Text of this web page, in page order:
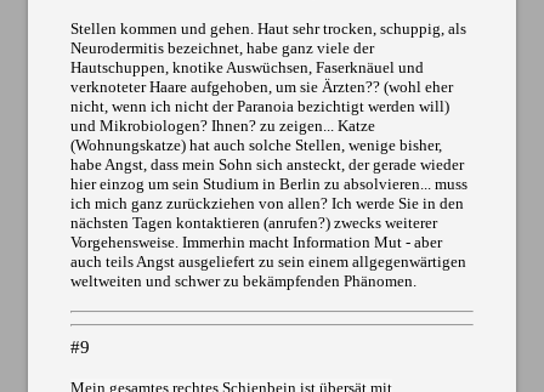
Stellen kommen und gehen. Haut sehr trocken, schuppig, als
Neurodermitis bezeichnet, habe ganz viele der
Hautschuppen, knotike Auswüchsen, Faserknäuel und
verknoteter Haare aufgehoben, um sie Ärzten?? (wohl eher
nicht, wenn ich nicht der Paranoia bezichtigt werden will)
und Mikrobiologen? Ihnen? zu zeigen... Katze
(Wohnungskatze) hat auch solche Stellen, wenige bisher,
habe Angst, dass mein Sohn sich ansteckt, der gerade wieder
hier einzog um sein Studium in Berlin zu absolvieren... muss
ich mich ganz zurückziehen von allen? Ich werde Sie in den
nächsten Tagen kontaktieren (anrufen?) zwecks weiterer
Vorgehensweise. Immerhin macht Information Mut - aber
auch teils Angst ausgeliefert zu sein einem allgegenwärtigen
weltweiten und schwer zu bekämpfenden Phänomen.
#9
Mein gesamtes rechtes Schienbein ist übersät mit